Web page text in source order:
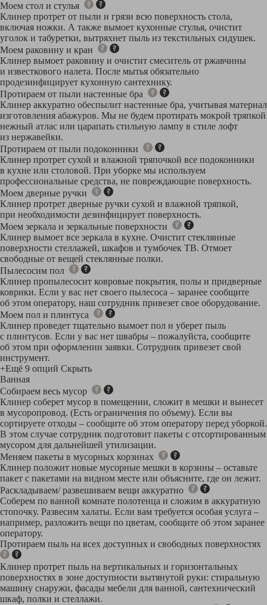
Моем стол и стулья
Клинер протрет от пыли и грязи всю поверхность стола,
включая ножки. А также вымоет кухонные стулья, очистит
уголок и табуретки, вытряхнет пыль из текстильных сидушек.
Моем раковину и кран
Клинер вымоет раковину и очистит смеситель от ржавчины
и известкового налета. После мытья обязательно
продезинфицирует кухонную сантехнику.
Протираем от пыли настенные бра
Клинер аккуратно обеспылит настенные бра, учитывая материал
изготовления абажуров. Мы не будем протирать мокрой тряпкой
нежный атлас или царапать стильную лампу в стиле лофт
из нержавейки.
Протираем от пыли подоконники
Клинер протрет сухой и влажной тряпочкой все подоконники
в кухне или столовой. При уборке мы используем
профессиональные средства, не повреждающие поверхность.
Моем дверные ручки
Клинер протрет дверные ручки сухой и влажной тряпкой,
при необходимости дезинфицирует поверхность.
Моем зеркала и зеркальные поверхности
Клинер вымоет все зеркала в кухне. Очистит стеклянные
поверхности стеллажей, шкафов и тумбочек ТВ. Отмоет
свободные от вещей стеклянные полки.
Пылесосим пол
Клинер пропылесосит ковровые покрытия, полы и придверные
коврики. Если у вас нет своего пылесоса – заранее сообщите
об этом оператору, наш сотрудник привезет свое оборудование.
Моем пол и плинтуса
Клинер проведет тщательно вымоет пол и уберет пыль
с плинтусов. Если у вас нет швабры – пожалуйста, сообщите
об этом при оформлении заявки. Сотрудник привезет свой
инструмент.
+Ещё 9 опций Скрыть
Ванная
Собираем весь мусор
Клинер соберет мусор в помещении, сложит в мешки и вынесет
в мусоропровод. (Есть ограничения по объему). Если вы
сортируете отходы – сообщите об этом оператору перед уборкой.
В этом случае сотрудник подготовит пакеты с отсортированным
мусором для дальнейшей утилизации.
Меняем пакеты в мусорных корзинах
Клинер положит новые мусорные мешки в корзины – оставьте
пакет с пакетами на видном месте или объясните, где он лежит.
Раскладываем/ развешиваем вещи аккуратно
Соберем по ванной комнате полотенца и сложим в аккуратную
стопочку. Развесим халаты. Если вам требуется особая услуга –
например, разложить вещи по цветам, сообщите об этом заранее
оператору.
Протираем пыль на всех доступных и свободных поверхностях
Клинер протрет пыль на вертикальных и горизонтальных
поверхностях в зоне доступности вытянутой руки: стиральную
машину снаружи, фасады мебели для ванной, сантехнический
шкаф, полки и стеллажи.